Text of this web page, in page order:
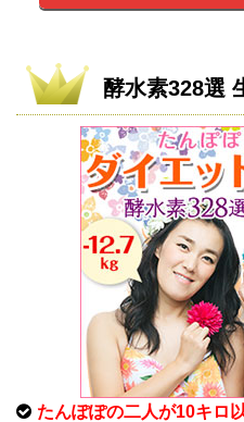
酵水素328選
たんぽぽの二人が10キロ